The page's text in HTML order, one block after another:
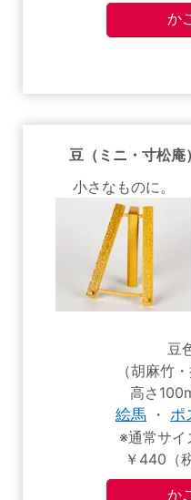
豆（ミニ・寸松
小さなものに。
豆
（胡麻竹
高さ
絵馬 ・ ポ
※通常サイ
￥440（